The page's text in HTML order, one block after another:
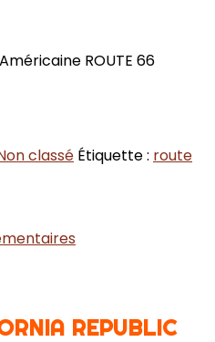
ROUTE 66
classé Étiquette : route
REPUBLIC